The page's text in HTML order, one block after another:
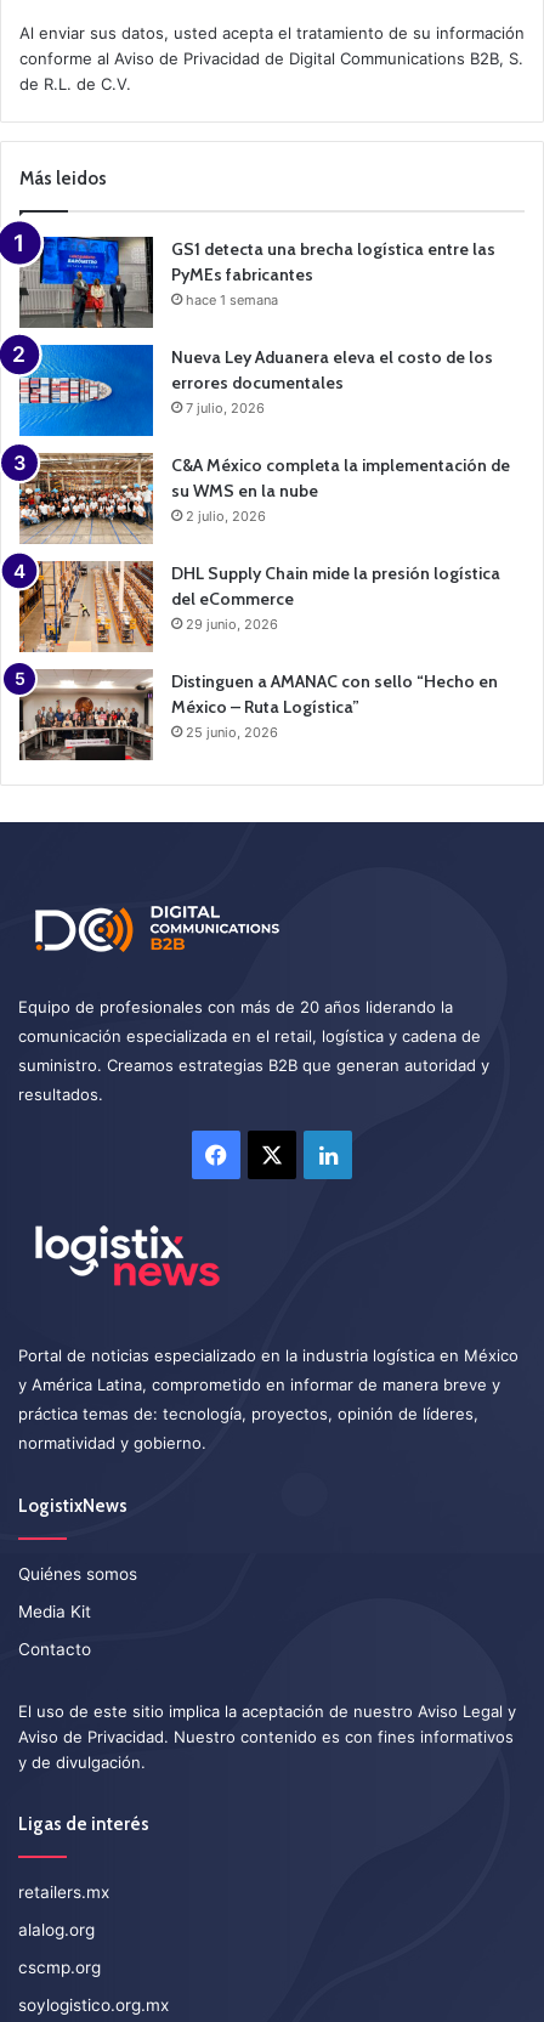
v
e
a
m
a
n
Al enviar sus datos, usted acepta el tratamiento de su información
conforme al Aviso de Privacidad de Digital Communications B2B, S.
de R.L. de C.V.
Más leidos
GS1 detecta una brecha logística entre las
PyMEs fabricantes
hace 1 semana
Nueva Ley Aduanera eleva el costo de los
errores documentales
7 julio, 2026
C&A México completa la implementación de
su WMS en la nube
2 julio, 2026
DHL Supply Chain mide la presión logística
del eCommerce
29 junio, 2026
Distinguen a AMANAC con sello “Hecho en
México – Ruta Logística”
25 junio, 2026
Equipo de profesionales con más de 20 años liderando la
comunicación especializada en el retail, logística y cadena de
suministro. Creamos estrategias B2B que generan autoridad y
resultados.
Facebook LinkedIn
Portal de noticias especializado en la industria logística en México
y América Latina, comprometido en informar de manera breve y
práctica temas de: tecnología, proyectos, opinión de líderes,
normatividad y gobierno.
LogistixNews
Quiénes somos
Media Kit
Contacto
El uso de este sitio implica la aceptación de nuestro Aviso Legal y
Aviso de Privacidad. Nuestro contenido es con fines informativos
y de divulgación.
Ligas de interés
retailers.mx
alalog.org
cscmp.org
soylogistico.org.mx